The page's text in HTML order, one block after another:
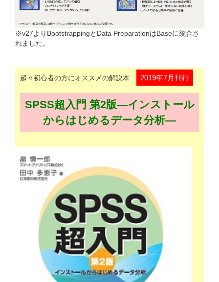
※v27よりBootstrappingとData PreparationはBaseに統合さ
れました。
超々初心者の方にオススメの解説本 2019年7月刊行
SPSS超入門 第2版―インストール
からはじめるデータ分析―